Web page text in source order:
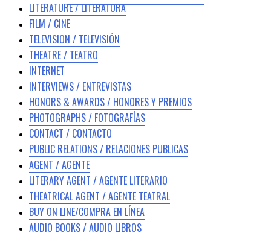
LITERATURE / LITERATURA
FILM / CINE
TELEVISION / TELEVISIÓN
THEATRE / TEATRO
INTERNET
INTERVIEWS / ENTREVISTAS
HONORS & AWARDS / HONORES Y PREMIOS
PHOTOGRAPHS / FOTOGRAFÍAS
CONTACT / CONTACTO
PUBLIC RELATIONS / RELACIONES PUBLICAS
AGENT / AGENTE
LITERARY AGENT / AGENTE LITERARIO
THEATRICAL AGENT / AGENTE TEATRAL
BUY ON LINE/COMPRA EN LÍNEA
AUDIO BOOKS / AUDIO LIBROS